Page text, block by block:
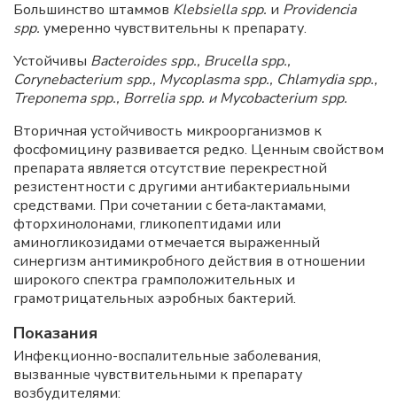
Большинство штаммов Klebsiella spp. и Providencia
spp. умеренно чувствительны к препарату.
Устойчивы Bacteroidesspp., Brucella spp.,
Corynebacterium spp., Mycoplasma spp., Chlamydia spp.,
Treponema spp., Borrelia spp. и Mycobacterium spp.
Вторичная устойчивость микроорганизмов к
фосфомицину развивается редко. Ценным свойством
препарата является отсутствие перекрестной
резистентности с другими антибактериальными
средствами. При сочетании с бета‑лактамами,
фторхинолонами, гликопептидами или
аминогликозидами отмечается выраженный
синергизм антимикробного действия в отношении
широкого спектра грамположительных и
грамотрицательных аэробных бактерий.
Показания
Инфекционно-воспалительные заболевания,
вызванные чувствительными к препарату
возбудителями: